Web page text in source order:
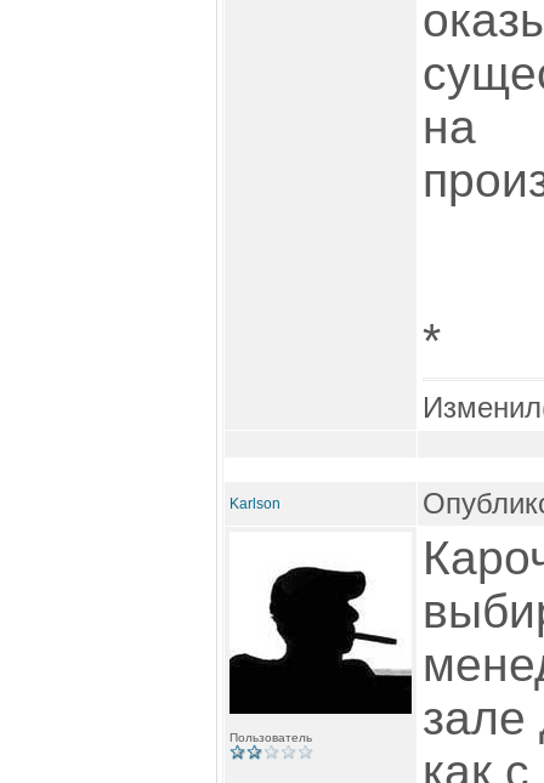
на
*
Karlson
Пользователь
зале
как